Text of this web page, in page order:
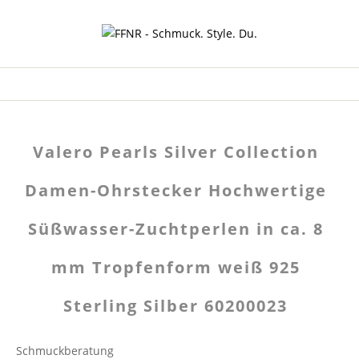
Valero Pearls Silver Collection
Damen-Ohrstecker Hochwertige
Süßwasser-Zuchtperlen in ca. 8
mm Tropfenform weiß 925
Sterling Silber 60200023
Schmuckberatung